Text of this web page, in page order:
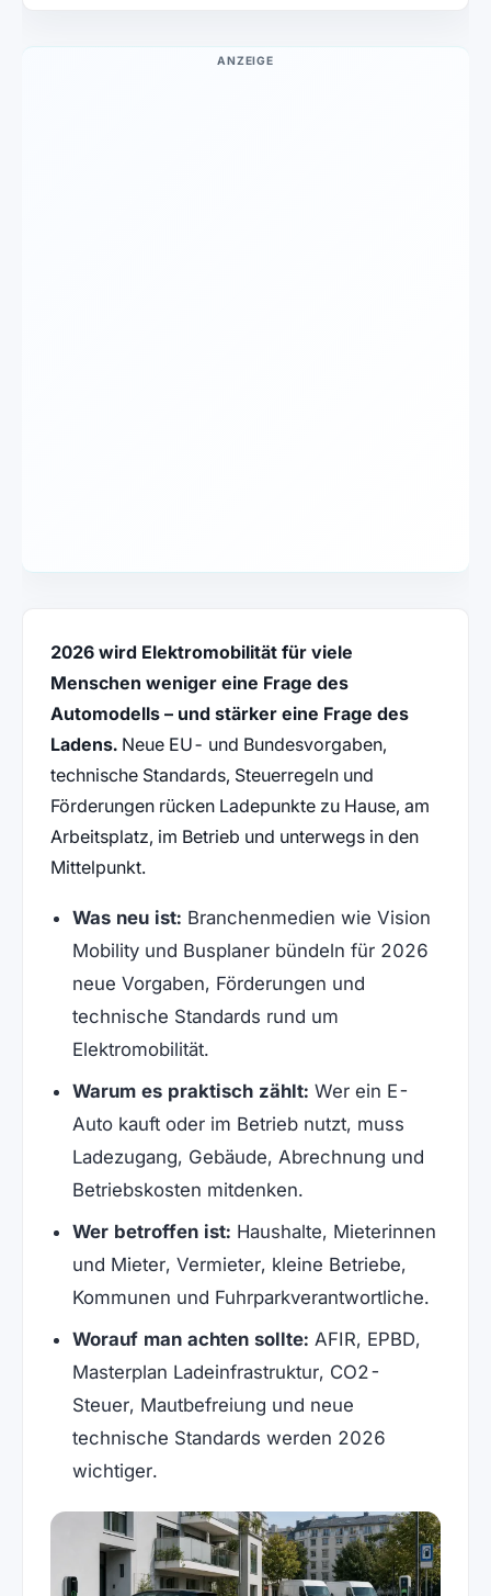
ANZEIGE
2026 wird Elektromobilität für viele
Menschen weniger eine Frage des
Automodells – und stärker eine Frage des
Ladens.Neue EU- und Bundesvorgaben,
technische Standards, Steuerregeln und
Förderungen rücken Ladepunkte zu Hause, am
Arbeitsplatz, im Betrieb und unterwegs in den
Mittelpunkt.
Was neu ist: Branchenmedien wie Vision
Mobility und Busplaner bündeln für 2026
neue Vorgaben, Förderungen und
technische Standards rund um
Elektromobilität.
Warum es praktisch zählt: Wer ein E-
Auto kauft oder im Betrieb nutzt, muss
Ladezugang, Gebäude, Abrechnung und
Betriebskosten mitdenken.
Wer betroffen ist: Haushalte, Mieterinnen
und Mieter, Vermieter, kleine Betriebe,
Kommunen und Fuhrparkverantwortliche.
Worauf man achten sollte: AFIR, EPBD,
Masterplan Ladeinfrastruktur, CO2-
Steuer, Mautbefreiung und neue
technische Standards werden 2026
wichtiger.